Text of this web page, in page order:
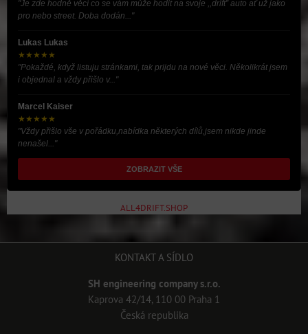
"Je zde hodně věcí co se vám může hodit na svoje ,,drift” auto ať už jako
pro nebo street. Doba dodán..."
Lukas Lukas
★★★★★
"Pokaždé, když listuju stránkami, tak prijdu na nové věci. Několikrát jsem
i objednal a vždy přišlo v..."
Marcel Kaiser
★★★★★
"Vždy přišlo vše v pořádku,nabídka některých dílů,jsem nikde jinde
nenašel..."
ZOBRAZIT VŠE
ALL4DRIFT.SHOP
KONTAKT A SÍDLO
SH engineering company s.r.o.
Kaprova 42/14, 110 00 Praha 1
Česká republika